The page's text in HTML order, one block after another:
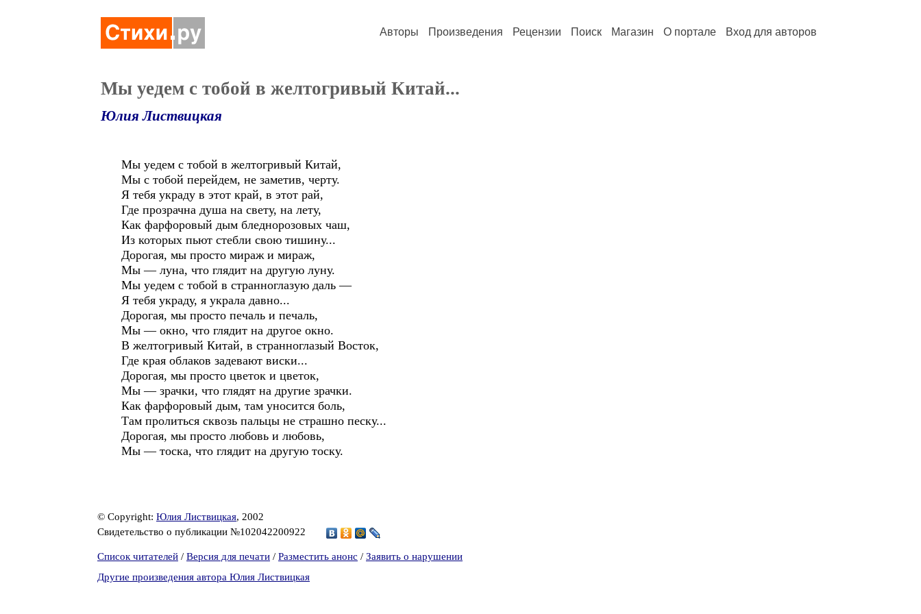
Авторы Произведения Рецензии Поиск Магазин О портале Вход для авторов
Мы уедем с тобой в желтогривый Китай...
Юлия Листвицкая
Мы уедем с тобой в желтогривый Китай,
Мы с тобой перейдем, не заметив, черту.
Я тебя украду в этот край, в этот рай,
Где прозрачна душа на свету, на лету,
Как фарфоровый дым бледнорозовых чаш,
Из которых пьют стебли свою тишину...
Дорогая, мы просто мираж и мираж,
Мы — луна, что глядит на другую луну.
Мы уедем с тобой в странноглазую даль —
Я тебя украду, я украла давно...
Дорогая, мы просто печаль и печаль,
Мы — окно, что глядит на другое окно.
В желтогривый Китай, в странноглазый Восток,
Где края облаков задевают виски...
Дорогая, мы просто цветок и цветок,
Мы — зрачки, что глядят на другие зрачки.
Как фарфоровый дым, там уносится боль,
Там пролиться сквозь пальцы не страшно песку...
Дорогая, мы просто любовь и любовь,
Мы — тоска, что глядит на другую тоску.
© Copyright: Юлия Листвицкая, 2002
Свидетельство о публикации №102042200922
Список читателей / Версия для печати / Разместить анонс / Заявить о нарушении
Другие произведения автора Юлия Листвицкая